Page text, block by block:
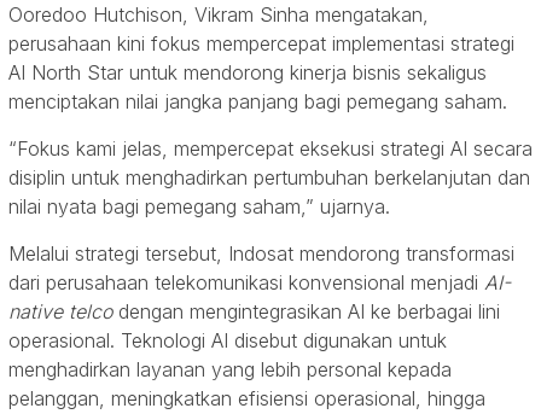
Ooredoo Hutchison, Vikram Sinha mengatakan,
perusahaan kini fokus mempercepat implementasi strategi
AI North Star untuk mendorong kinerja bisnis sekaligus
menciptakan nilai jangka panjang bagi pemegang saham.
“Fokus kami jelas, mempercepat eksekusi strategi AI secara
disiplin untuk menghadirkan pertumbuhan berkelanjutan dan
nilai nyata bagi pemegang saham,” ujarnya.
Melalui strategi tersebut, Indosat mendorong transformasi
dari perusahaan telekomunikasi konvensional menjadi AI-
native telcodengan mengintegrasikan AI ke berbagai lini
operasional. Teknologi AI disebut digunakan untuk
menghadirkan layanan yang lebih personal kepada
pelanggan, meningkatkan efisiensi operasional, hingga